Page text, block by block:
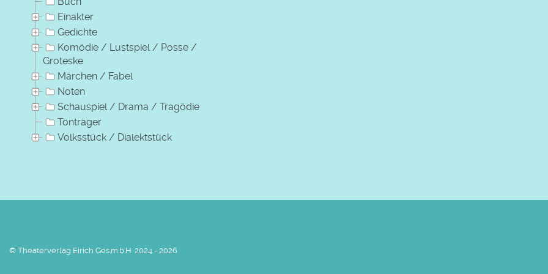
Einakter
Gedichte
Komödie / Lustspiel / Posse /
Groteske
Märchen / Fabel
Noten
Schauspiel / Drama / Tragödie
Tonträger
Volksstück / Dialektstück
© Theaterverlag Eirich Ges.m.b.H. 2024 - 2026